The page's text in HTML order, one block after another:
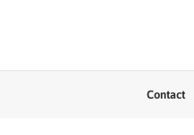
Contact